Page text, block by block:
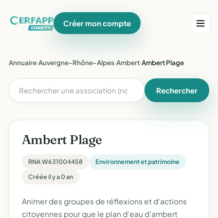
Créer mon compte
Annuaire›Auvergne-Rhône-Alpes›Ambert›Ambert Plage
Rechercher
Ambert Plage
RNA W631004458
Environnement et patrimoine
Créée il y a 0 an
Animer des groupes de réflexions et d'actions
citoyennes pour que le plan d'eau d'ambert